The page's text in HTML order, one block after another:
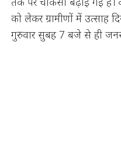
को लेकर ग्रामीणों में उत्साह
गुरुवार सुबह 7 बजे से ही